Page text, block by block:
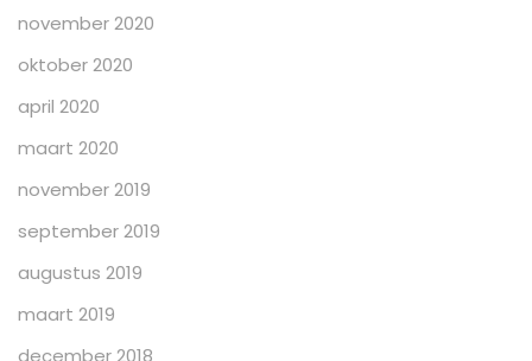
november 2020
oktober 2020
april 2020
maart 2020
november 2019
september 2019
augustus 2019
maart 2019
december 2018